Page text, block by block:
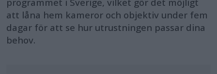
att låna hem kameror och objektiv under fem
dagar för att se hur utrustningen passar dina
behov.